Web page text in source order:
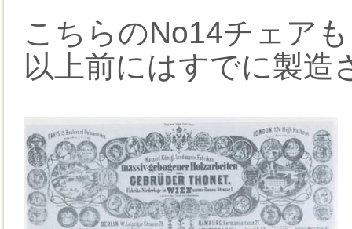
こちらのNo14チェア
以上前にはすでに製造